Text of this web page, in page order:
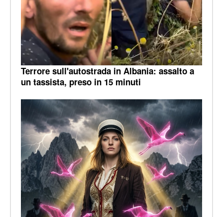
Terrore sull'autostrada in Albania: assalto a
un tassista, preso in 15 minuti